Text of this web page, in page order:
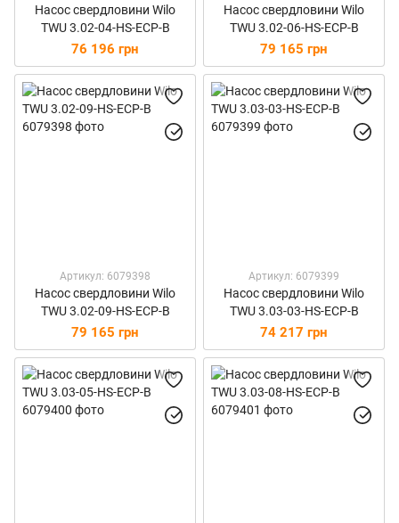
Насос свердловини Wilo
TWU 3.02-04-HS-ECP-B
76 196 грн
Насос свердловини Wilo
TWU 3.02-06-HS-ECP-B
79 165 грн
Артикул: 6079398
Насос свердловини Wilo
TWU 3.02-09-HS-ECP-B
79 165 грн
Артикул: 6079399
Насос свердловини Wilo
TWU 3.03-03-HS-ECP-B
74 217 грн